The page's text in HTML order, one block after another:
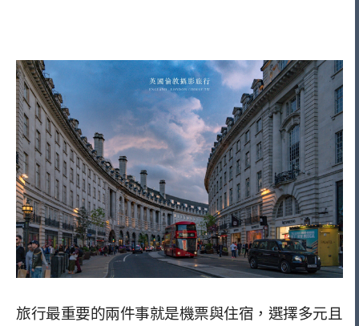
旅行最重要的兩件事就是機票與住宿，選擇多元且